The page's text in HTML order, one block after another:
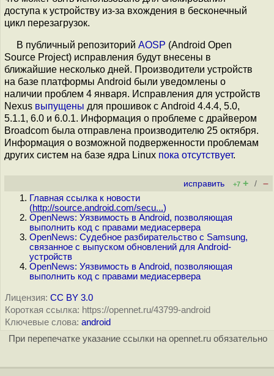
доступа к устройству из-за вхождения в бесконечный
цикл перезагрузок.
В публичный репозиторий AOSP (Android Open
Source Project) исправления будут внесены в
ближайшие несколько дней. Производители устройств
на базе платформы Android были уведомлены о
наличии проблем 4 января. Исправления для устройств
Nexus выпущены для прошивок с Android 4.4.4, 5.0,
5.1.1, 6.0 и 6.0.1. Информация о проблеме с драйвером
Broadcom была отправлена производителю 25 октября.
Информация о возможной подверженности проблемам
других систем на базе ядра Linux пока отсутствует.
исправить +7 + / –
Главная ссылка к новости
(http://source.android.com/secu...)
OpenNews: Уязвимость в Android, позволяющая
выполнить код с правами медиасервера
OpenNews: Cудебное разбирательство c Samsung,
связанное с выпуском обновлений для Android-
устройств
OpenNews: Уязвимость в Android, позволяющая
выполнить код с правами медиасервера
Лицензия: CC BY 3.0
Короткая ссылка: https://opennet.ru/43799-android
Ключевые слова: android
При перепечатке указание ссылки на opennet.ru обязательно